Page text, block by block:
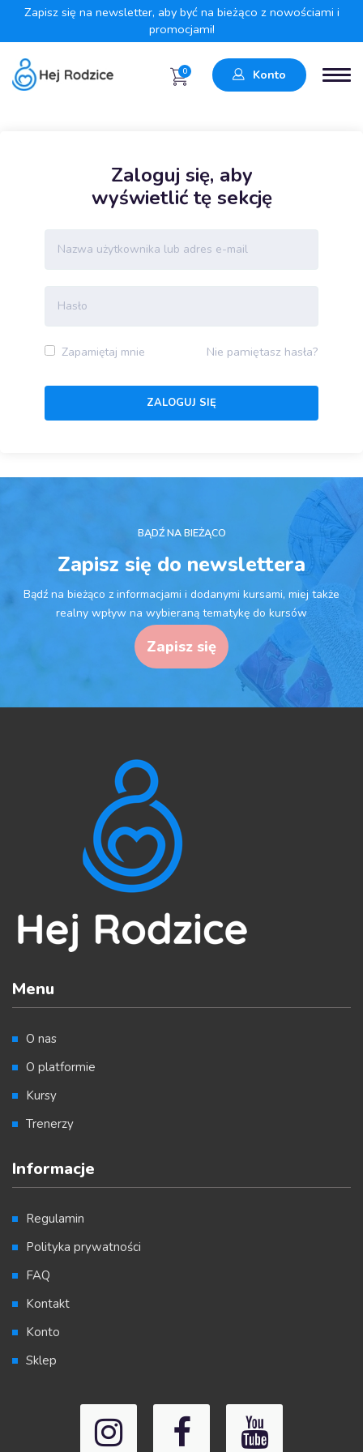
Zapisz się na newsletter, aby być na bieżąco z nowościami i
promocjami!
0 Konto
Zaloguj się, aby
wyświetlić tę sekcję
Zapamiętaj mnie Nie pamiętasz hasła?
BĄDŹ NA BIEŻĄCO
Zapisz się do newslettera
Bądź na bieżąco z informacjami i dodanymi kursami, miej także
realny wpływ na wybieraną tematykę do kursów
Zapisz się
Menu
O nas
O platformie
Kursy
Trenerzy
Informacje
Regulamin
Polityka prywatności
FAQ
Kontakt
Konto
Sklep